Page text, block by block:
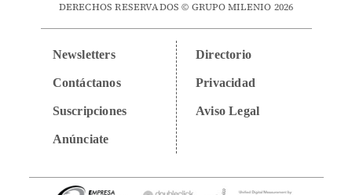
DERECHOS RESERVADOS © GRUPO MILENIO 2026
Newsletters
Contáctanos
Suscripciones
Anúnciate
Directorio
Privacidad
Aviso Legal